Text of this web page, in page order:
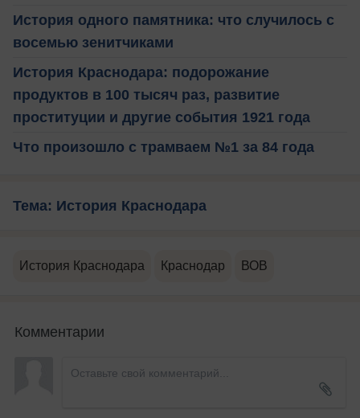
История одного памятника: что случилось с
восемью зенитчиками
История Краснодара: подорожание
продуктов в 100 тысяч раз, развитие
проституции и другие события 1921 года
Что произошло с трамваем №1 за 84 года
Тема: История Краснодара
История Краснодара Краснодар ВОВ
Комментарии